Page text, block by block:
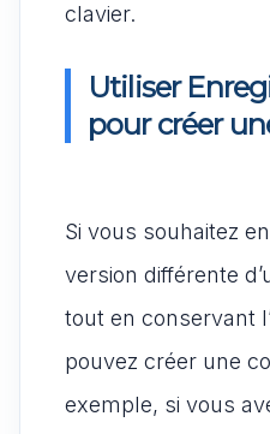
clavier.
Utiliser
pour créer
Si vous souhaitez
version différente
tout en conservant
pouvez créer une
exemple, si vous